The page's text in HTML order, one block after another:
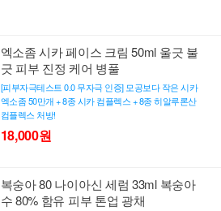
엑소좀 시카 페이스 크림 50ml 울긋 불
긋 피부 진정 케어 병풀
[피부자극테스트 0.0 무자극 인증] 모공보다 작은 시카
엑소좀 50만개 + 8종 시카 컴플렉스 + 8종 히알루론산
컴플렉스 처방!
18,000원
복숭아 80 나이아신 세럼 33ml 복숭아
수 80% 함유 피부 톤업 광채